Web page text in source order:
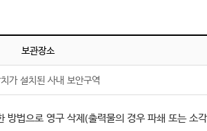
보관장소
가 설치된 사내 보안구역
법으로 영구 삭제(출력물의 경우 파쇄 또는 소